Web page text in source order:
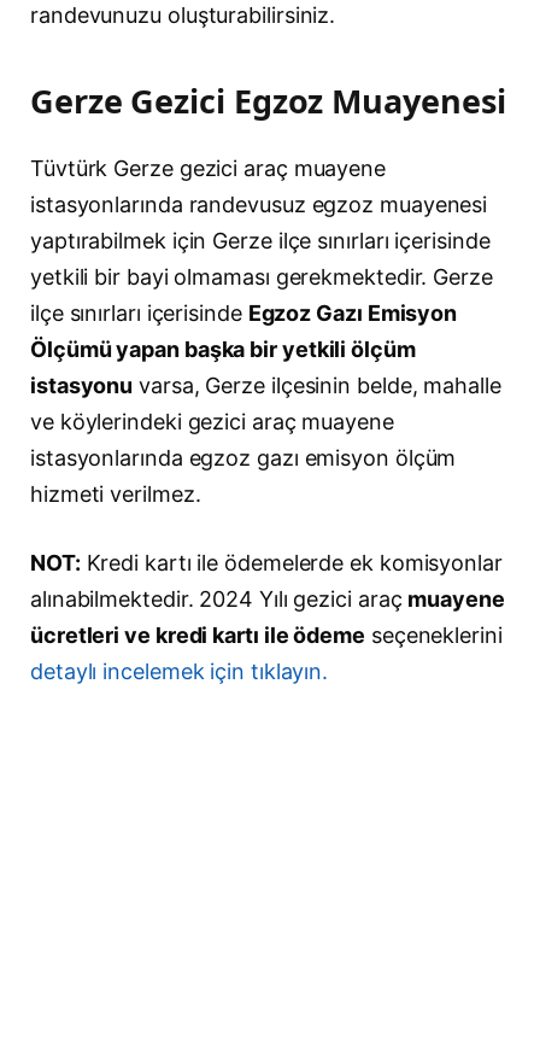
randevunuzu oluşturabilirsiniz.
Gerze Gezici Egzoz Muayenesi
Tüvtürk Gerze gezici araç muayene
istasyonlarında randevusuz egzoz muayenesi
yaptırabilmek için Gerze ilçe sınırları içerisinde
yetkili bir bayi olmaması gerekmektedir. Gerze
ilçe sınırları içerisinde Egzoz Gazı Emisyon
Ölçümü yapan başka bir yetkili ölçüm
istasyonu varsa, Gerze ilçesinin belde, mahalle
ve köylerindeki gezici araç muayene
istasyonlarında egzoz gazı emisyon ölçüm
hizmeti verilmez.
NOT: Kredi kartı ile ödemelerde ek komisyonlar
alınabilmektedir. 2024 Yılı gezici araç muayene
ücretleri ve kredi kartı ile ödeme seçeneklerini
detaylı incelemek için tıklayın.